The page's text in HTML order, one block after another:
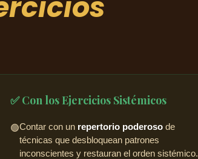
✅ Con los Ejercicios Sistémicos
🟢Contar con un repertorio poderoso de
técnicas que desbloquean patrones
inconscientes y restauran el orden sistémico.